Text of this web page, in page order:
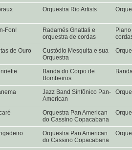
Orquestra Rio Artists
Fon!
Radamés Gnattali e
orquestra de cordas
de Ouro
Custódio Mesquita e sua
Orquestra
Banda do Corpo de
Bombeiros
Jazz Band Sinfônico Pan-
American
Orquestra Pan American
do Cassino Copacabana
Orquestra Pan American
do Cassino Copacabana